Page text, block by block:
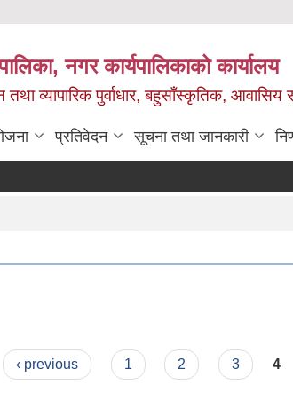
नगर कार्यपालिकाको कार्यालय
तथा व्यापारिक पुर्वाधार, बहुसाँस्कृतिक, आवासिय
प्रतिवेदन सूचना तथा जानकारी
‹ previous 1 2 3 4